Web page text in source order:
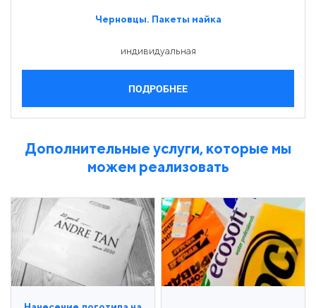
Черновцы. Пакеты майка
индивидуальная
ПОДРОБНЕЕ
Дополнительные услуги, которые мы
можем реализовать